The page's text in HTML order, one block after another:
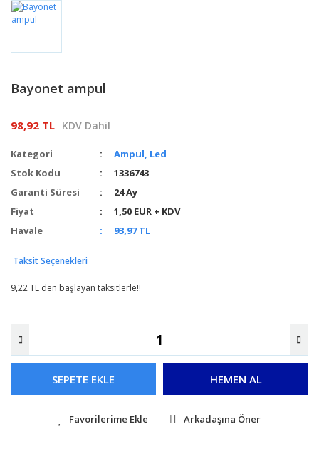
Bayonet ampul
98,92 TL KDV Dahil
Kategori
Ampul, Led
Stok Kodu
1336743
Garanti Süresi
24 Ay
Fiyat
1,50 EUR + KDV
Havale
93,97 TL
Taksit Seçenekleri
9,22 TL den başlayan taksitlerle!!
SEPETE EKLE HEMEN AL
Arkadaşına Öner